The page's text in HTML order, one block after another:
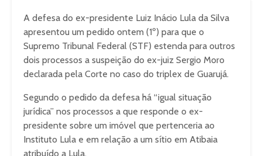
A defesa do ex-presidente Luiz Inácio Lula da Silva
apresentou um pedido ontem (1º) para que o
Supremo Tribunal Federal (STF) estenda para outros
dois processos a suspeição do ex-juiz Sergio Moro
declarada pela Corte no caso do triplex de Guarujá.
Segundo o pedido da defesa há “igual situação
jurídica” nos processos a que responde o ex-
presidente sobre um imóvel que pertenceria ao
Instituto Lula e em relação a um sítio em Atibaia
atribuído a Lula.